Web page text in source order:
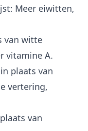
Meer eiwitten,
van witte
vitamine A.
in plaats van
vertering,
van